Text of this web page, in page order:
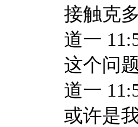
接触克
道一
这个问
道一
或许是